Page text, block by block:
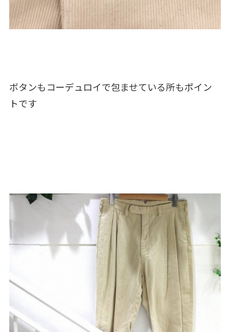
ボタンもコーデュロイで包ませている所もポイン
トです